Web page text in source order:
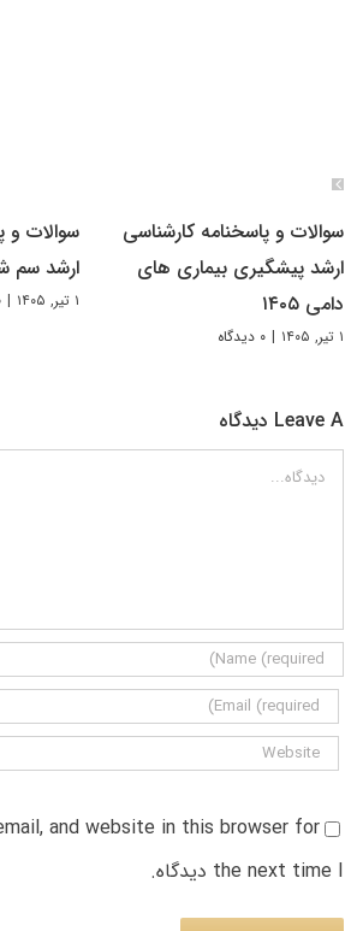
سوالات و پاسخنامه کارشناسی
ارشد پیشگیری بیماری های
دامی ۱۴۰۵
۱ تیر, ۱۴۰۵ | ۰ دیدگاه
سوالات و
ارشد سم
۱ تیر, ۱۴۰۵ | ۰
Leave A دیدگاه
دیدگاه
and website in this browser for
the next time I دیدگاه.